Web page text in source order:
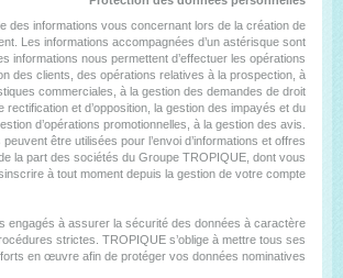
des informations vous concernant lors de la création de
Les informations accompagnées d’un astérisque sont
informations nous permettent d’effectuer les opérations
des clients, des opérations relatives à la prospection, à
commerciales, à la gestion des demandes de droit
rectification et d’opposition, la gestion des impayés et du
d’opérations promotionnelles, à la gestion des avis.
être utilisées pour l’envoi d’informations et offres
la part des sociétés du Groupe TROPIQUE, dont vous
à tout moment depuis la gestion de votre compte.
engagés à assurer la sécurité des données à caractère
strictes. TROPIQUE s’oblige à mettre tous ses
en œuvre afin de protéger vos données nominatives.